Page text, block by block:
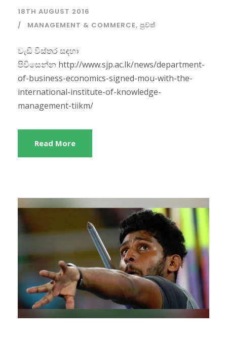
18TH AUGUST 2016
MANAGEMENT & COMMERCE, පුවත්
වැඩි විස්තර සඳහා
පිවිසෙන්න http://www.sjp.ac.lk/news/department-
of-business-economics-signed-mou-with-the-
international-institute-of-knowledge-
management-tiikm/
Read More